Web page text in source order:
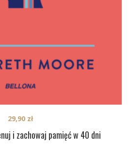
i zachowaj pamięć w 40 dni
29,90 zł